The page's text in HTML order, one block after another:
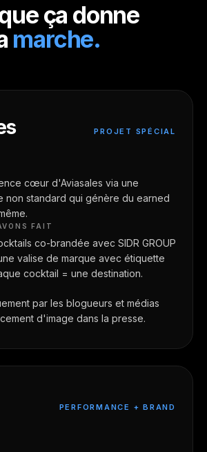
ça donne
marche.
PROJET SPÉCIAL
cœur d'Aviasales via une
non standard qui génère du earned
FAIT
co-brandée avec SIDR GROUP
valise de marque avec étiquette
cocktail = une destination.
par les blogueurs et médias
d'image dans la presse.
PERFORMANCE + BRAND